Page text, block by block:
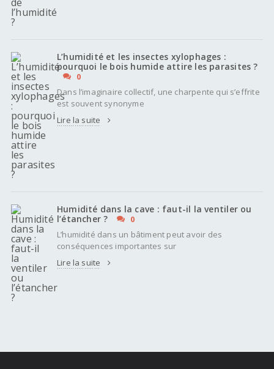
L’humidité et les insectes xylophages :
pourquoi le bois humide attire les parasites ?
0
Dans l’imaginaire collectif, une charpente qui s’effrite
est souvent synonyme
Lire la suite
Humidité dans la cave : faut-il la ventiler ou
l’étancher ?
0
L’humidité dans un bâtiment peut avoir des
conséquences importantes sur
Lire la suite